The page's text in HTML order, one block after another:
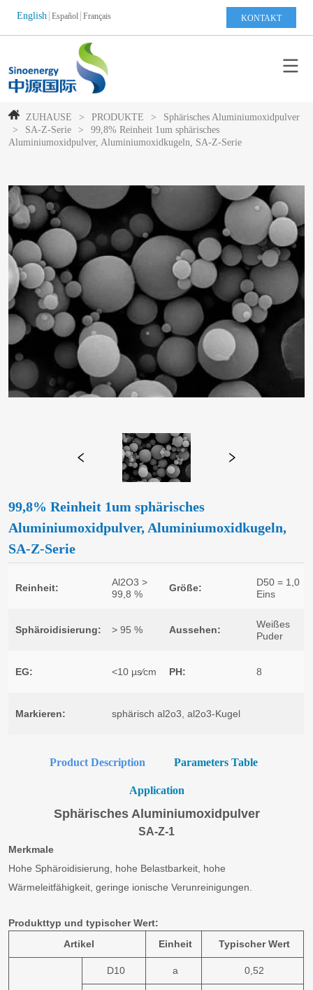
English Español Français KONTAKT
ZUHAUSE > PRODUKTE >
Sphärisches Aluminiumoxidpulver
>
SA-Z-Serie >
99,8% Reinheit 1um sphärisches
Aluminiumoxidpulver, Aluminiumoxidkugeln, SA-Z-Serie
99,8% Reinheit 1um sphärisches
Aluminiumoxidpulver, Aluminiumoxidkugeln,
SA-Z-Serie
Product Description Parameters Table
Application
Sphärisches Aluminiumoxidpulver
SA-Z-1
Merkmale
Hohe Sphäroidisierung, hohe Belastbarkeit, hohe
Wärmeleitfähigkeit, geringe ionische Verunreinigungen.
Produkttyp und typischer Wert:
Artikel
Einheit Typischer Wert
D10 a 0,52